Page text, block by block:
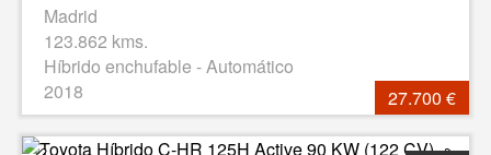
Madrid
123.862 kms.
Híbrido enchufable - Automático
2018
27.700 €